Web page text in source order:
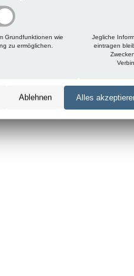
Grundfunktionen wie
zu ermöglichen.
Jegliche
eintragen
Ablehnen Alles